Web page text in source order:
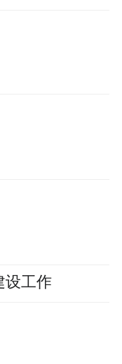
设工作